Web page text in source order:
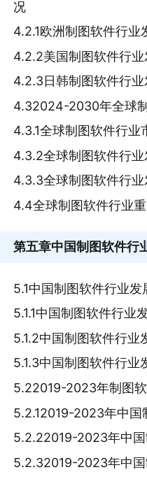
况
4.2.1欧洲制图软件行业
4.2.2美国制图软件行
4.2.3日韩制图软件行
4.32024-2030年全球
4.3.1全球制图软件行业
4.3.2全球制图软件行
4.3.3全球制图软件行
4.4全球制图软件行业
第五章中国制图软件行
5.1中国制图软件行业发
5.1.1中国制图软件行业
5.1.2中国制图软件行业
5.1.3中国制图软件行业
5.22019-2023年制图
5.2.12019-2023年中国
5.2.22019-2023年中
5.2.32019-2023年中